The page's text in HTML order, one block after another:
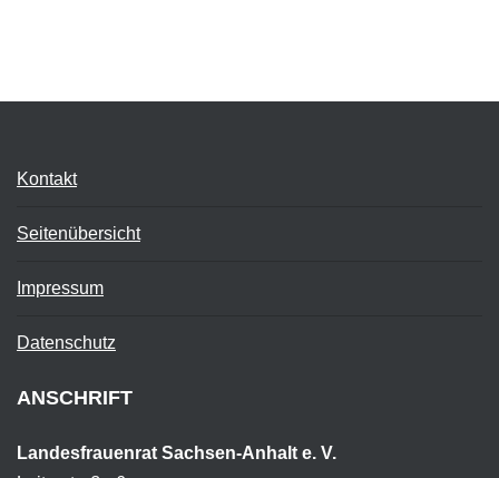
Kontakt
Seitenübersicht
Impressum
Datenschutz
ANSCHRIFT
Landesfrauenrat Sachsen-Anhalt e. V.